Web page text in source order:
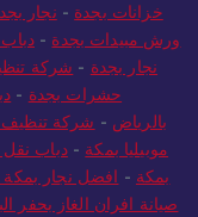
خزانات بجدة - نجار
ورش مبيدات بجدة -
نجار بجدة - شركة
حشرات بجدة -
بالرياض - شركة تنظيف
موبيليا بمكة -دباب
بمكة - افضل نجار بمكة
صيانة افران الغاز بحفر